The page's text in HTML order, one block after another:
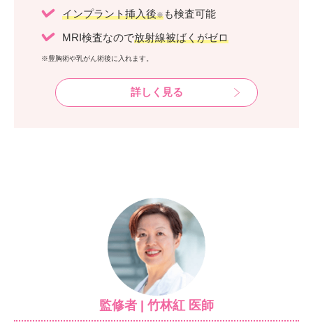
インプラント挿入後※ も検査可能
MRI検査なので放射線被ばくがゼロ
※豊胸術や乳がん術後に入れます。
詳しく見る
監修者 | 竹林紅 医師